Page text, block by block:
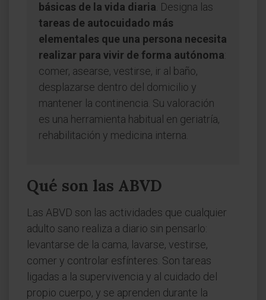
básicas de la vida diaria . Designa las
tareas de autocuidado más
elementales que una persona necesita
realizar para vivir de forma autónoma:
comer, asearse, vestirse, ir al baño,
desplazarse dentro del domicilio y
mantener la continencia. Su valoración
es una herramienta habitual en geriatría,
rehabilitación y medicina interna.
Qué son las ABVD
Las ABVD son las actividades que cualquier
adulto sano realiza a diario sin pensarlo:
levantarse de la cama, lavarse, vestirse,
comer y controlar esfínteres. Son tareas
ligadas a la supervivencia y al cuidado del
propio cuerpo, y se aprenden durante la